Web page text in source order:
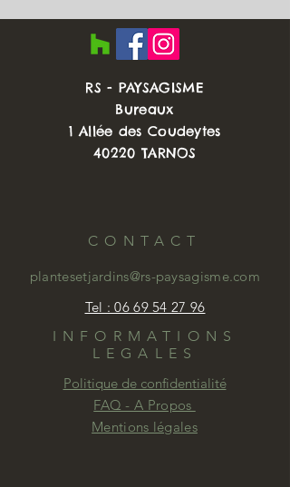
apprécie particulièrement les sols
drainés, acides des Landes.
d'autres arbres comme des pins,
Chênes et autre feuillus de nos
forêts Landaises.
Le Ginko Biloba appréciera d'être
RS - PAYSAGISME
Bureaux
1 Allée des Coudeytes
40220 TARNOS
CONTACT
plantesetjardins@rs-paysagisme.com
Tel : 06 69 54 27 96
INFORMATIONS
LEGALES
Politique de confidentialité
FAQ - A Propos
Mentions légales